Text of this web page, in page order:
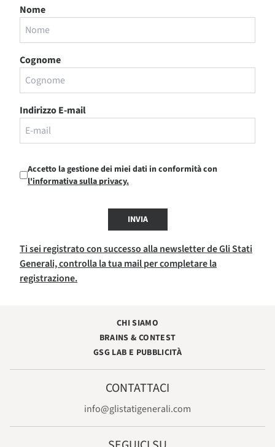
Nome
Cognome
Indirizzo E-mail
Accetto la gestione dei miei dati in conformità con
l'informativa sulla privacy.
INVIA
Ti sei registrato con successo alla newsletter de Gli Stati
Generali, controlla la tua mail per completare la
registrazione.
CHI SIAMO
BRAINS & CONTEST
GSG LAB E PUBBLICITÀ
CONTATTACI
info@glistatigenerali.com